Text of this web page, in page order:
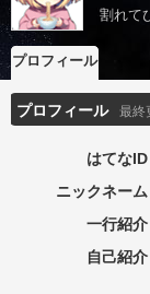
割れて
プロフィール
プロフィール 最終
はてなID
ニックネーム
一行紹介
自己紹介